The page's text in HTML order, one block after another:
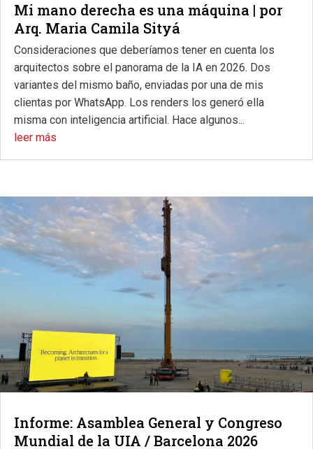
Mi mano derecha es una máquina | por
Arq. Maria Camila Sityá
Consideraciones que deberíamos tener en cuenta los
arquitectos sobre el panorama de la IA en 2026. Dos
variantes del mismo baño, enviadas por una de mis
clientas por WhatsApp. Los renders los generó ella
misma con inteligencia artificial. Hace algunos...
leer más
Informe: Asamblea General y Congreso
Mundial de la UIA / Barcelona 2026